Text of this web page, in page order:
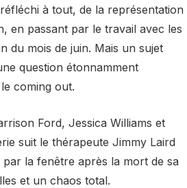
à tout, de la représentation
en passant par le travail avec les
du mois de juin. Mais un sujet
question étonnamment
coming out.
Ford, Jessica Williams et
suit le thérapeute Jimmy Laird
la fenêtre après la mort de sa
et un chaos total.